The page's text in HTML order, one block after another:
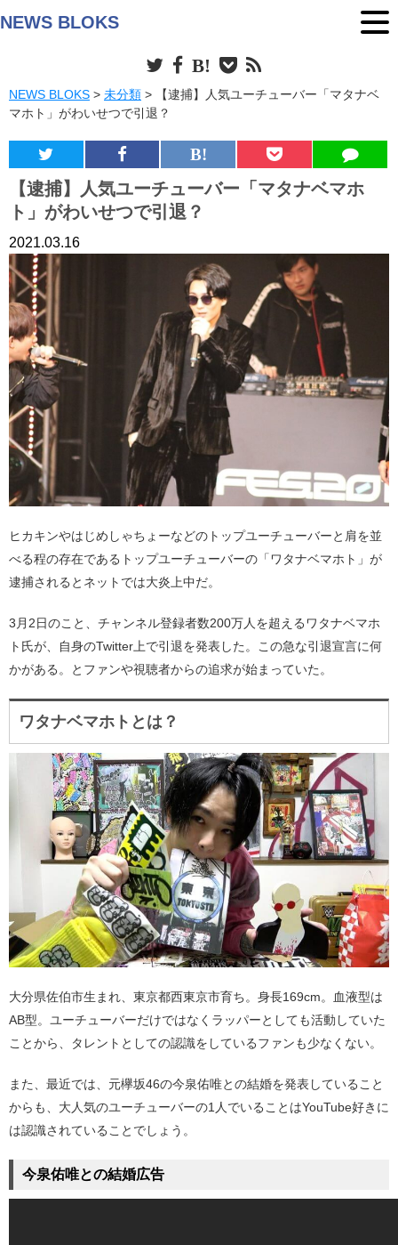
NEWS BLOKS
NEWS BLOKS > 未分類 >
【逮捕】人気ユーチューバー「マタナベ
マホト」がわいせつで引退？
【逮捕】人気ユーチューバー「マタナベマホ
ト」がわいせつで引退？
2021.03.16
ヒカキンやはじめしゃちょーなどのトップユーチューバーと肩を並
べる程の存在であるトップユーチューバーの「ワタナベマホト」が
逮捕されるとネットでは大炎上中だ。
3月2日のこと、チャンネル登録者数200万人を超えるワタナベマホ
ト氏が、自身のTwitter上で引退を発表した。この急な引退宣言に何
かがある。とファンや視聴者からの追求が始まっていた。
ワタナベマホトとは？
大分県佐伯市生まれ、東京都西東京市育ち。身長169cm。血液型は
AB型。ユーチューバーだけではなくラッパーとしても活動していた
ことから、タレントとしての認識をしているファンも少なくない。
また、最近では、元欅坂46の今泉佑唯との結婚を発表していること
からも、大人気のユーチューバーの1人でいることはYouTube好きに
は認識されていることでしょう。
今泉佑唯との結婚広告